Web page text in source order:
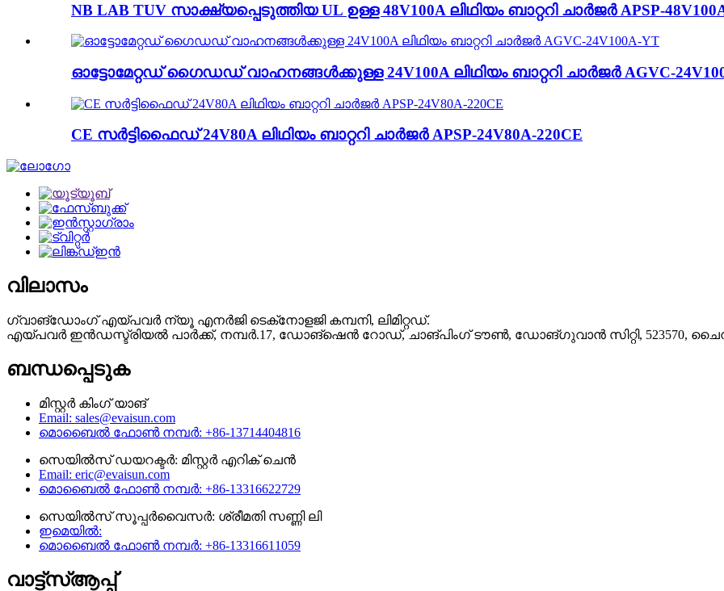
NB LAB TUV സാക്ഷ്യപ്പെടുത്തിയ UL ഉള്ള 48V100A ലിഥിയം ബാറ്ററി ചാർജർ APSP-
ഓട്ടോമേറ്റഡ് ഗൈഡഡ് വാഹനങ്ങൾക്കുള്ള 24V100A ലിഥിയം ബാറ്ററി ചാർജർ AGVC-
CE സർട്ടിഫൈഡ് 24V80A ലിഥിയം ബാറ്ററി ചാർജർ APSP-24V80A-220CE
വിലാസം
ഗ്വാങ്‌ഡോംഗ് എയ്‌പവർ ന്യൂ എനർജി ടെക്‌നോളജി കമ്പനി, ലിമിറ്റഡ്.
എയ്പവർ ഇൻഡസ്ട്രിയൽ പാർക്ക്, നമ്പർ.17, ഡോങ്‌ഷെൻ റോഡ്, ചാങ്‌പിംഗ് ടൗൺ, ഡോങ്‌ഗുവാൻ സിറ്റി, 523570,
ബന്ധപ്പെടുക
മിസ്റ്റർ കിംഗ് യാങ്
Email: sales@evaisun.com
മൊബൈൽ ഫോൺ നമ്പർ: +86-13714404816
സെയിൽസ് ഡയറക്ടർ: മിസ്റ്റർ എറിക് ചെൻ
Email: eric@evaisun.com
മൊബൈൽ ഫോൺ നമ്പർ: +86-13316622729
സെയിൽസ് സൂപ്പർവൈസർ: ശ്രീമതി സണ്ണി ലി
ഇമെയിൽ:
മൊബൈൽ ഫോൺ നമ്പർ: +86-13316611059
വാട്ട്‌സ്ആപ്പ്